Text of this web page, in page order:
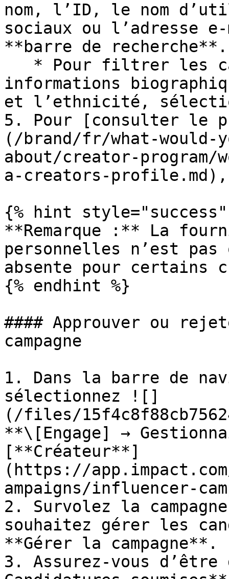
nom, l’ID, le nom
sociaux ou l’adresse
**barre de recherche**.
informations
et l’ethnicité,
5. Pour [consulter le
(/brand/fr/what-
about/creator-
a-creators-profile.md),
{% hint style="success"
**Remarque :** La
personnelles n’est
absente pour certains
{% endhint %}
#### Approuver ou
campagne
1. Dans la barre de
sélectionnez ![]
(/files/
**\[Engage] →
[**Créateur**]
(https://
ampaigns/influencer-
2. Survolez la
souhaitez gérer les
**Gérer la campagne**.
3. Assurez-vous